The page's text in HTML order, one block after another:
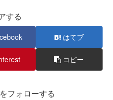
する
はてブ
コピー
フォローする